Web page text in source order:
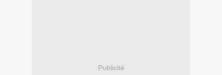
Publicité